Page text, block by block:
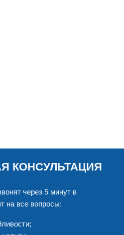
КОНСУЛЬТАЦИЯ
через 5 минут в
на все вопросы: